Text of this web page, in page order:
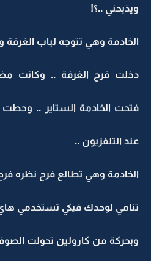
ويذبحني ..؟!
الخادمة وهي تتوجه لباب
دخلت فرح الغرفة .. وكانت
فتحت الخادمة الستاير .. وحطت
عند التلفزيون ..
الخادمة وهي تطالع فرح نظره
تنامي لوحدك فيكي تستخدمي
وبحركة من كارولين تحولت